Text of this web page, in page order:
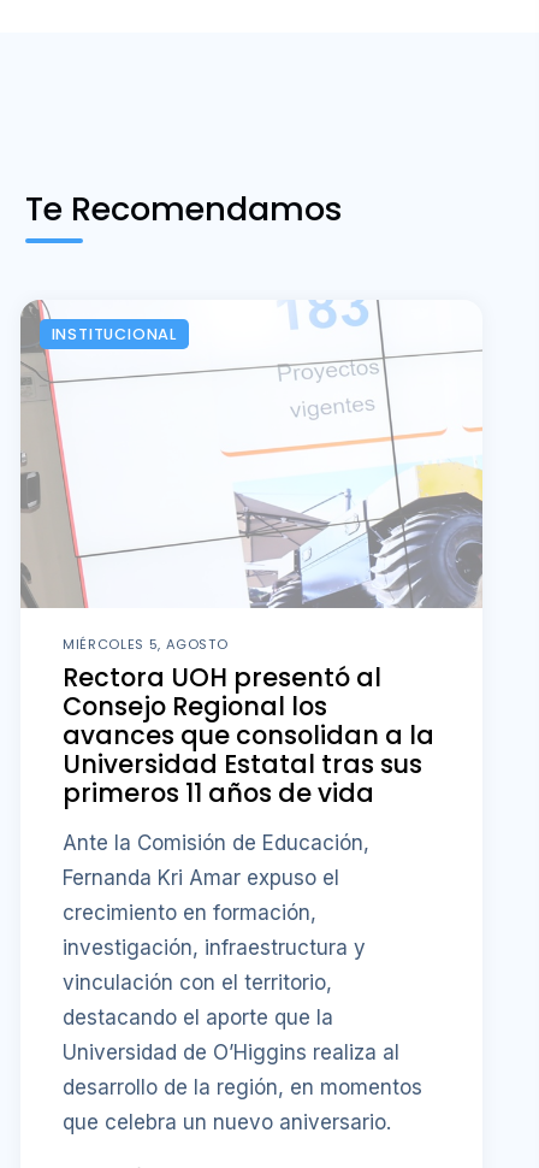
Te Recomendamos
INSTITUCIONAL
MIÉRCOLES 5, AGOSTO
Rectora UOH presentó al
Consejo Regional los
avances que consolidan a la
Universidad Estatal tras sus
primeros 11 años de vida
Ante la Comisión de Educación,
Fernanda Kri Amar expuso el
crecimiento en formación,
investigación, infraestructura y
vinculación con el territorio,
destacando el aporte que la
Universidad de O’Higgins realiza al
desarrollo de la región, en momentos
que celebra un nuevo aniversario.